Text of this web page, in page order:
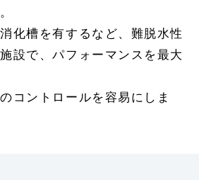
化槽を有するなど、難脱水性
設で、パフォーマンスを最大
コントロールを容易にしま